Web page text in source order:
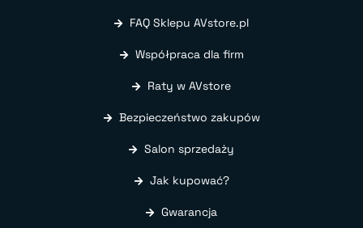
FAQ Sklepu AVstore.pl
Współpraca dla firm
Raty w AVstore
Bezpieczeństwo zakupów
Salon sprzedaży
Jak kupować?
Gwarancja